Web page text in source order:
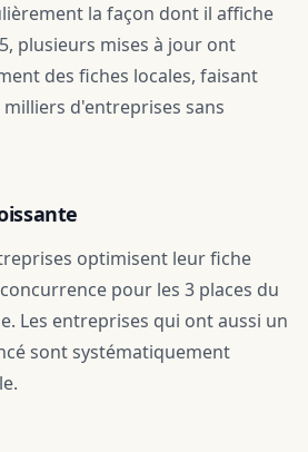
la façon dont il affiche
plusieurs mises à jour ont
des fiches locales, faisant
d'entreprises sans
optimisent leur fiche
pour les 3 places du
Les entreprises qui ont aussi un
sont systématiquement